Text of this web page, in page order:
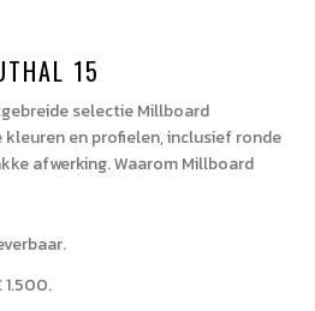
15
selectie Millboard
en profielen, inclusief ronde
afwerking. Waarom Millboard